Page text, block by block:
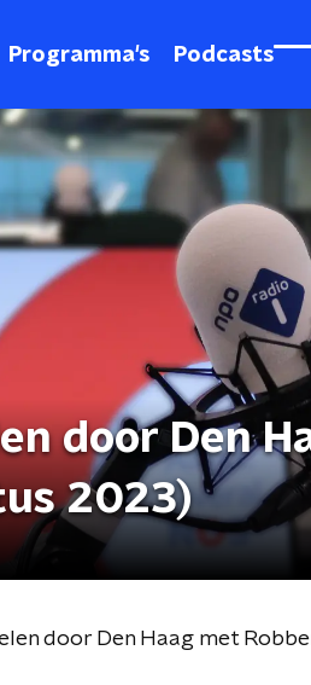
Programma's Podcasts
door Den
2023)
door Den Haag met